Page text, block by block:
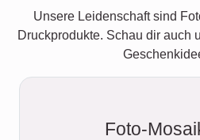
Unsere Leidenschaft sind
Druckprodukte. Schau dir auch
Foto-